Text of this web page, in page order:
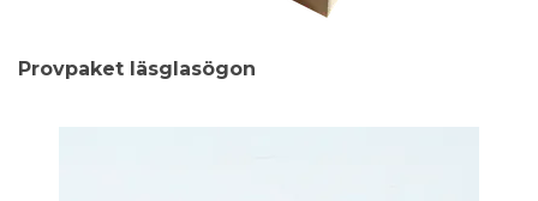
Provpaket läsglasögon